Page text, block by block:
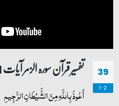
39
1-2
تفسیر قرآن سورہ ‎الزمر‎ آیات 1 - 2
أَعُوذُ بِاللَّهِ مِنَ الشَّيْطَانِ الرَّجِيمِ